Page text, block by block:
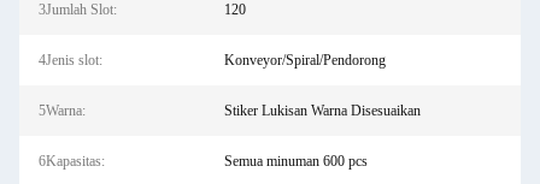
3Jumlah Slot: 120
4Jenis slot: Konveyor/Spiral/Pendorong
5Warna: Stiker Lukisan Warna Disesuaikan
6Kapasitas: Semua minuman 600 pcs